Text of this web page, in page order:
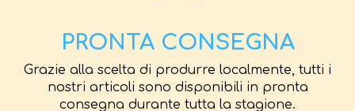
PRONTA CONSEGNA
Grazie alla scelta di produrre localmente, tutti i
nostri articoli sono disponibili in pronta
consegna durante tutta la stagione.